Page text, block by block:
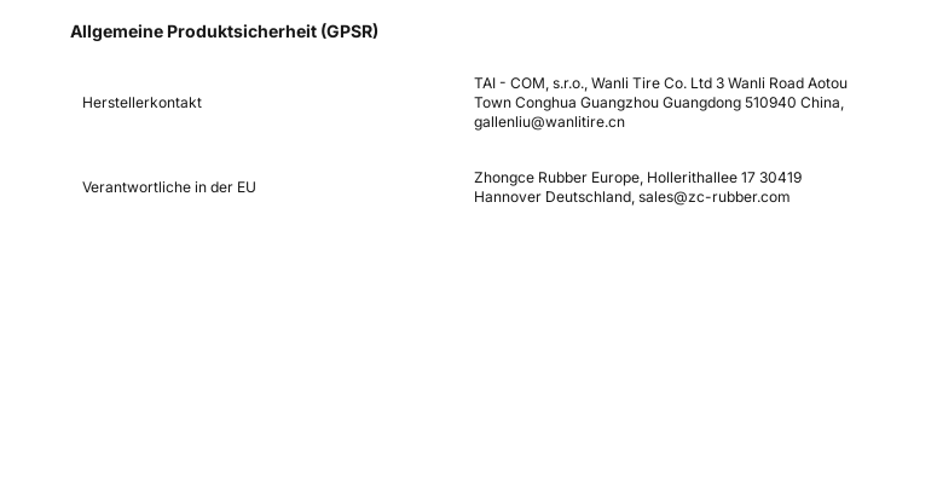
Allgemeine Produktsicherheit (GPSR)
Herstellerkontakt
TAI - COM, s.r.o., Wanli Tire Co. Ltd 3 Wanli Road Aotou
Town Conghua Guangzhou Guangdong 510940 China,
gallenliu@wanlitire.cn
Verantwortliche in der EU
Zhongce Rubber Europe, Hollerithallee 17 30419
Hannover Deutschland, sales@zc-rubber.com